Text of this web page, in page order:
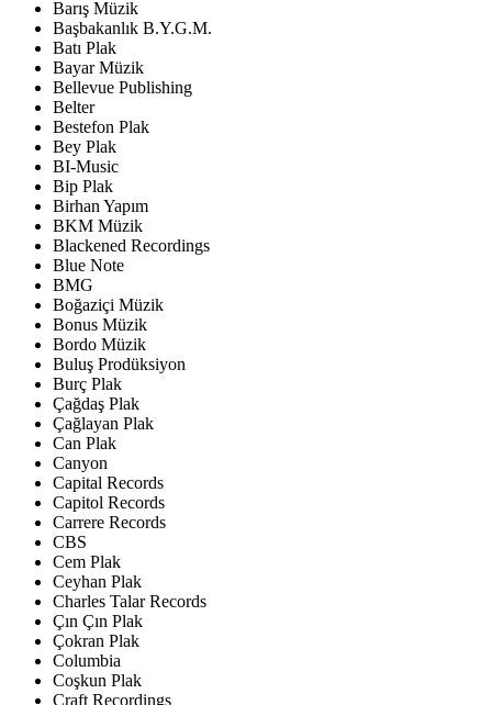
Barış Müzik
Başbakanlık B.Y.G.M.
Batı Plak
Bayar Müzik
Bellevue Publishing
Belter
Bestefon Plak
Bey Plak
BI-Music
Bip Plak
Birhan Yapım
BKM Müzik
Blackened Recordings
Blue Note
BMG
Boğaziçi Müzik
Bonus Müzik
Bordo Müzik
Buluş Prodüksiyon
Burç Plak
Çağdaş Plak
Çağlayan Plak
Can Plak
Canyon
Capital Records
Capitol Records
Carrere Records
CBS
Cem Plak
Ceyhan Plak
Charles Talar Records
Çın Çın Plak
Çokran Plak
Columbia
Coşkun Plak
Craft Recordings